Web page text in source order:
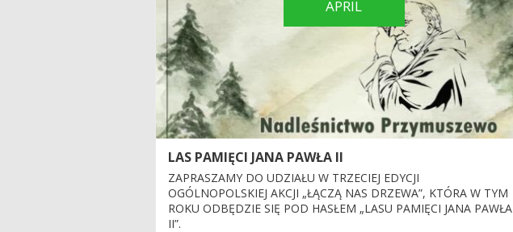
APRIL
LAS PAMIĘCI JANA PAWŁA II
ZAPRASZAMY DO UDZIAŁU W TRZECIEJ EDYCJI
OGÓLNOPOLSKIEJ AKCJI „ŁĄCZĄ NAS DRZEWA”, KTÓRA W TYM
ROKU ODBĘDZIE SIĘ POD HASŁEM „LASU PAMIĘCI JANA PAWŁA
II”.